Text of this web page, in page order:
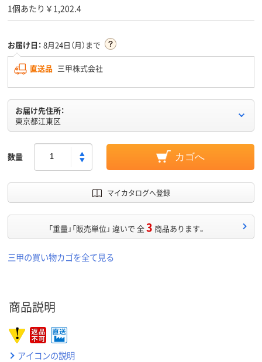
1個あたり￥1,202.4
お届け日： 8月24日（月）まで
直送品 三甲株式会社
お届け先住所：
東京都江東区
数量 カゴへ
マイカタログへ登録
「重量」「販売単位」 違いで 全3 商品あります。
三甲の買い物カゴを全て見る
商品説明
アイコンの説明